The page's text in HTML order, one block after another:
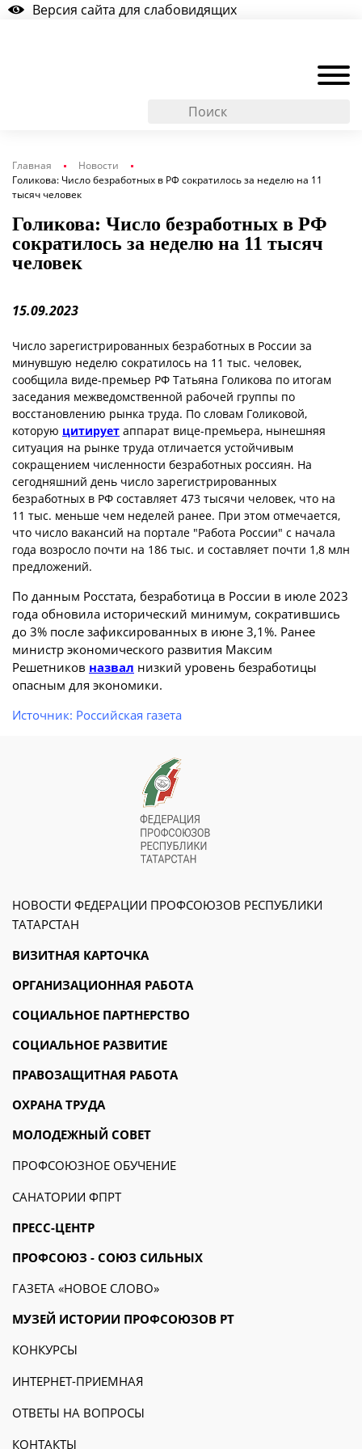
Версия сайта для слабовидящих
Главная
Новости
Голикова: Число безработных в РФ сократилось за неделю на 11
тысяч человек
Голикова: Число безработных в РФ
сократилось за неделю на 11 тысяч
человек
15.09.2023
Число зарегистрированных безработных в России за
минувшую неделю сократилось на 11 тыс. человек,
сообщила виде-премьер РФ Татьяна Голикова по итогам
заседания межведомственной рабочей группы по
восстановлению рынка труда. По словам Голиковой,
которую цитирует аппарат вице-премьера, нынешняя
ситуация на рынке труда отличается устойчивым
сокращением численности безработных россиян. На
сегодняшний день число зарегистрированных
безработных в РФ составляет 473 тысячи человек, что на
11 тыс. меньше чем неделей ранее. При этом отмечается,
что число вакансий на портале "Работа России" с начала
года возросло почти на 186 тыс. и составляет почти 1,8 млн
предложений.
По данным Росстата, безработица в России в июле 2023
года обновила исторический минимум, сократившись
до 3% после зафиксированных в июне 3,1%. Ранее
министр экономического развития Максим
Решетников назвал низкий уровень безработицы
опасным для экономики.
Источник: Российская газета
НОВОСТИ ФЕДЕРАЦИИ ПРОФСОЮЗОВ РЕСПУБЛИКИ
ТАТАРСТАН
ВИЗИТНАЯ КАРТОЧКА
ОРГАНИЗАЦИОННАЯ РАБОТА
СОЦИАЛЬНОЕ ПАРТНЕРСТВО
СОЦИАЛЬНОЕ РАЗВИТИЕ
ПРАВОЗАЩИТНАЯ РАБОТА
ОХРАНА ТРУДА
МОЛОДЕЖНЫЙ СОВЕТ
ПРОФСОЮЗНОЕ ОБУЧЕНИЕ
САНАТОРИИ ФПРТ
ПРЕСС-ЦЕНТР
ПРОФСОЮЗ - СОЮЗ СИЛЬНЫХ
ГАЗЕТА «НОВОЕ СЛОВО»
МУЗЕЙ ИСТОРИИ ПРОФСОЮЗОВ РТ
КОНКУРСЫ
ИНТЕРНЕТ-ПРИЕМНАЯ
ОТВЕТЫ НА ВОПРОСЫ
КОНТАКТЫ